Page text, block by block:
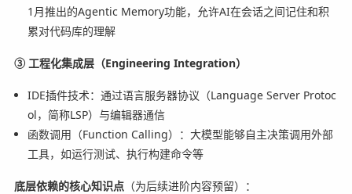
1月推出的Agentic Memory功能，允许AI在会话之间记住和积
累对代码库的理解
③ 工程化集成层（Engineering Integration）
IDE插件技术：通过语言服务器协议（Language Server Protoc
ol，简称LSP）与编辑器通信
函数调用（Function Calling）：大模型能够自主决策调用外部
工具，如运行测试、执行构建命令等
底层依赖的核心知识点（为后续进阶内容预留）：